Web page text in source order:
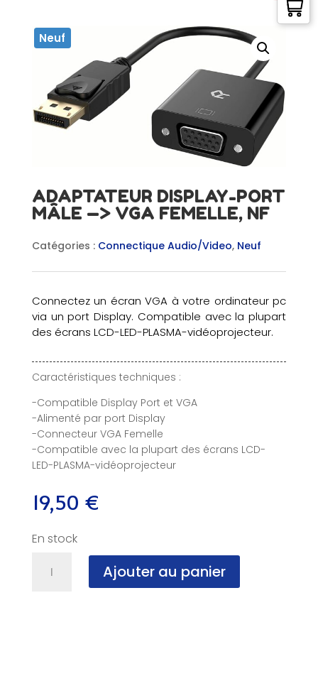
Neuf
ADAPTATEUR DISPLAY-PORT
MÂLE —> VGA FEMELLE, NF
Catégories : Connectique Audio/Video, Neuf
Connectez un écran VGA à votre ordinateur pc
via un port Display. Compatible avec la plupart
des écrans LCD-LED-PLASMA-vidéoprojecteur.
Caractéristiques techniques :
-Compatible Display Port et VGA
-Alimenté par port Display
-Connecteur VGA Femelle
-Compatible avec la plupart des écrans LCD-
LED-PLASMA-vidéoprojecteur
19,50 €
En stock
Adaptateur
Ajouter au panier